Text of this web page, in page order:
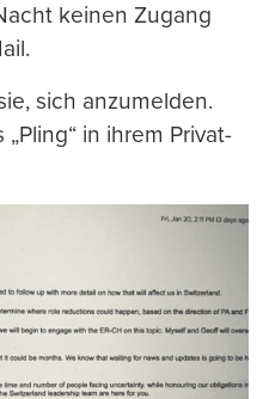
keinen Zugang
sich anzumelden.
in ihrem Privat-